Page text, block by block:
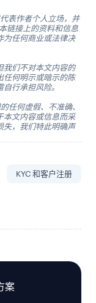
表作者个人立场，并
链接上的资料和信息
为任何商业或法律决
我们不对本文内容的
任何明示或暗示的陈
行承担风险。
任何虚假、不准确、
本文内容或信息而采
失，我们特此明确声
KYC 和客户注册
案